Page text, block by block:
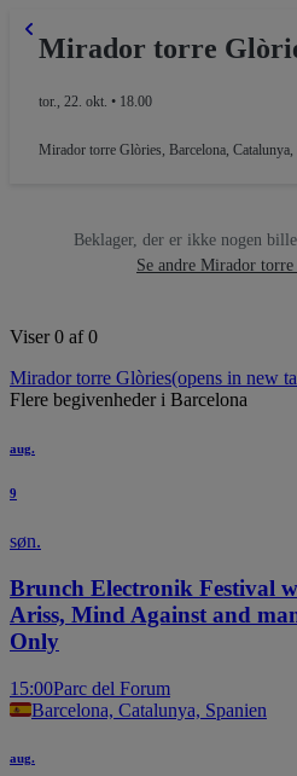
Mirador torre
tor., 22. okt. • 18.00
Mirador torre Glòries, Barcelona, Catalunya,
Beklager, der er ikke nogen
Se andre Mirador
Viser 0 af 0
Mirador torre Glòries(opens in new
Flere begivenheder i Barcelona
aug.
9
søn.
Brunch Electronik Festival
Ariss, Mind Against and
Only
15:00Parc del Forum
Barcelona, Catalunya, Spanien
aug.